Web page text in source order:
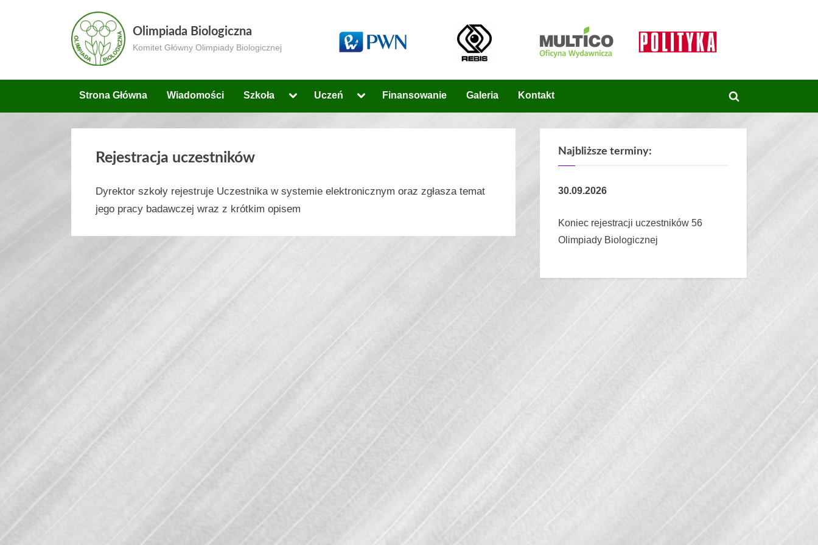
Olimpiada Biologiczna
Komitet Główny Olimpiady Biologicznej
Strona Główna Wiadomości Szkoła
Toggle
menu
Uczeń
Toggle
menu
Finansowanie Galeria
Kontakt
Toggle
Rejestracja uczestników
Dyrektor szkoły rejestruje Uczestnika w systemie elektronicznym oraz zgłasza temat
jego pracy badawczej wraz z krótkim opisem
Najbliższe terminy:
30.09.2026
Koniec rejestracji uczestników 56
Olimpiady Biologicznej